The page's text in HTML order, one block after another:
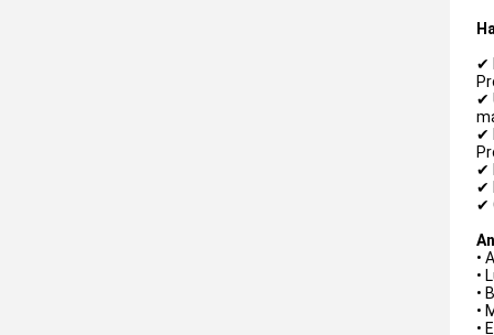
✔
✔
✔
✔
✔
✔
•
•
•
•
•